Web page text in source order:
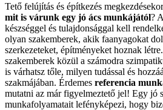
Tető felújítás és építkezés
mit is várunk egy jó ács munkájától?
készséggel és tulajdonsággal kell
olyan szakemberek, akik faanyagokat
szerkezeteket, építményeket hoznak
szakemberek közül a számodra
is várhatsz tőle, milyen tudással és
szakmájában. Érdemes referencia
mutatni az már figyelmeztető jel! Egy jó
munkafolyamatait lefényképezi, hogy